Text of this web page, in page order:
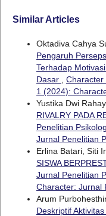
Similar Articles
Oktadiva Cahya
Pengaruh
Terhadap
Dasar
Character
1 (2024):
Yustika Dwi
RIVALRY PADA
Penelitian
Jurnal Penelitian
Erlina Batari, Siti
SISWA
Jurnal Penelitian
Character: Jurnal
Arum
Deskriptif